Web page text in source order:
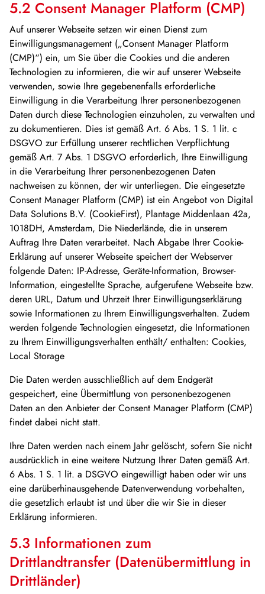
5.2 Consent Manager Platform (CMP)
Auf unserer Webseite setzen wir einen Dienst zum
Einwilligungsmanagement („Consent Manager Platform
(CMP)“) ein, um Sie über die Cookies und die anderen
Technologien zu informieren, die wir auf unserer Webseite
verwenden, sowie Ihre gegebenenfalls erforderliche
Einwilligung in die Verarbeitung Ihrer personenbezogenen
Daten durch diese Technologien einzuholen, zu verwalten und
zu dokumentieren. Dies ist gemäß Art. 6 Abs. 1 S. 1 lit. c
DSGVO zur Erfüllung unserer rechtlichen Verpflichtung
gemäß Art. 7 Abs. 1 DSGVO erforderlich, Ihre Einwilligung
in die Verarbeitung Ihrer personenbezogenen Daten
nachweisen zu können, der wir unterliegen. Die eingesetzte
Consent Manager Platform (CMP) ist ein Angebot von Digital
Data Solutions B.V. (CookieFirst), Plantage Middenlaan 42a,
1018DH, Amsterdam, Die Niederlände, die in unserem
Auftrag Ihre Daten verarbeitet. Nach Abgabe Ihrer Cookie-
Erklärung auf unserer Webseite speichert der Webserver
folgende Daten: IP-Adresse, Geräte-Information, Browser-
Information, eingestellte Sprache, aufgerufene Webseite bzw.
deren URL, Datum und Uhrzeit Ihrer Einwilligungserklärung
sowie Informationen zu Ihrem Einwilligungsverhalten. Zudem
werden folgende Technologien eingesetzt, die Informationen
zu Ihrem Einwilligungsverhalten enthält/ enthalten: Cookies,
Local Storage
Die Daten werden ausschließlich auf dem Endgerät
gespeichert, eine Übermittlung von personenbezogenen
Daten an den Anbieter der Consent Manager Platform (CMP)
findet dabei nicht statt.
Ihre Daten werden nach einem Jahr gelöscht, sofern Sie nicht
ausdrücklich in eine weitere Nutzung Ihrer Daten gemäß Art.
6 Abs. 1 S. 1 lit. a DSGVO eingewilligt haben oder wir uns
eine darüberhinausgehende Datenverwendung vorbehalten,
die gesetzlich erlaubt ist und über die wir Sie in dieser
Erklärung informieren.
5.3 Informationen zum
Drittlandtransfer (Datenübermittlung in
Drittländer)